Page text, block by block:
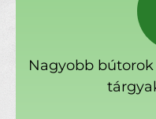
Nagyobb